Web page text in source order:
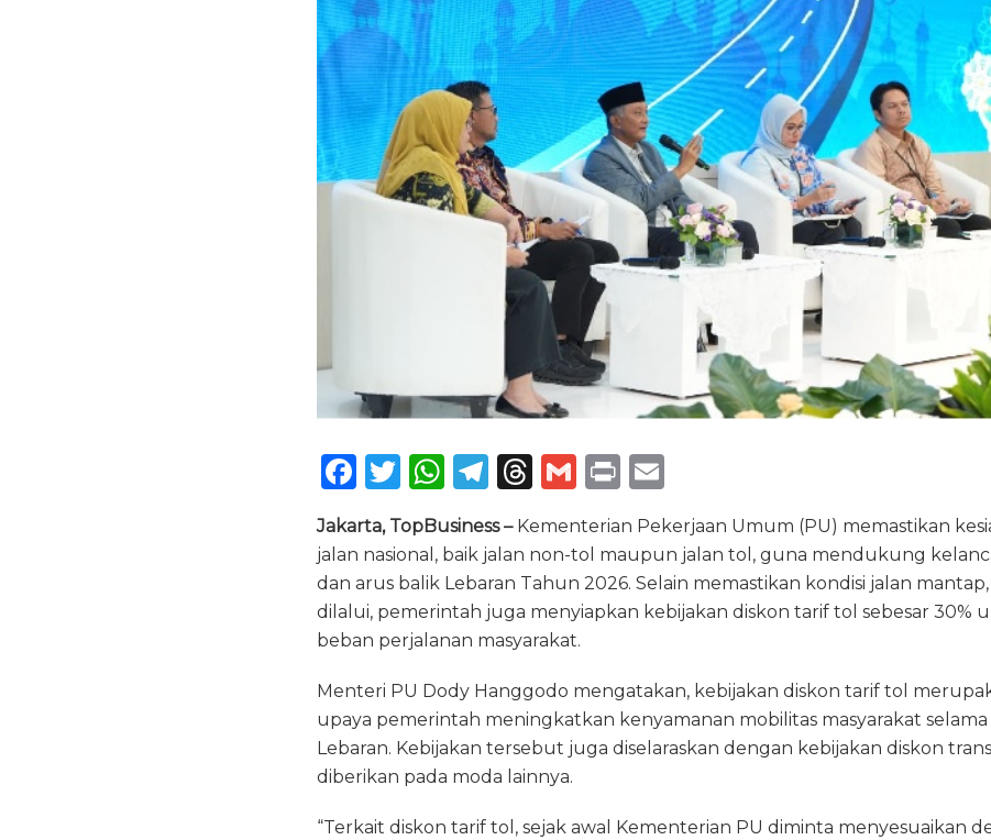
F
c
e
b
o
o
k
T
w
it
te
r
W
h
a
ts
A
p
p
T
e
g
ra
m
T
re
a
d
s
G
m
ai
l
P
n
t
m
ai
l
Jakarta, TopBusiness –Kementerian Pekerjaan Umum (PU) memastikan
jalan nasional, baik jalan non-tol maupun jalan tol, guna mendukung
dan arus balik Lebaran Tahun 2026. Selain memastikan kondisi jalan
dilalui, pemerintah juga menyiapkan kebijakan diskon tarif tol sebesar 30%
beban perjalanan masyarakat.
Menteri PU Dody Hanggodo mengatakan, kebijakan diskon tarif tol
upaya pemerintah meningkatkan kenyamanan mobilitas masyarakat
Lebaran. Kebijakan tersebut juga diselaraskan dengan kebijakan diskon
diberikan pada moda lainnya.
“Terkait diskon tarif tol, sejak awal Kementerian PU diminta menyesuaikan